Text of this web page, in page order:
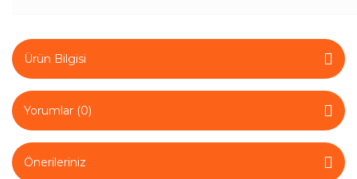
Ürün Bilgisi
Yorumlar (0)
Önerileriniz